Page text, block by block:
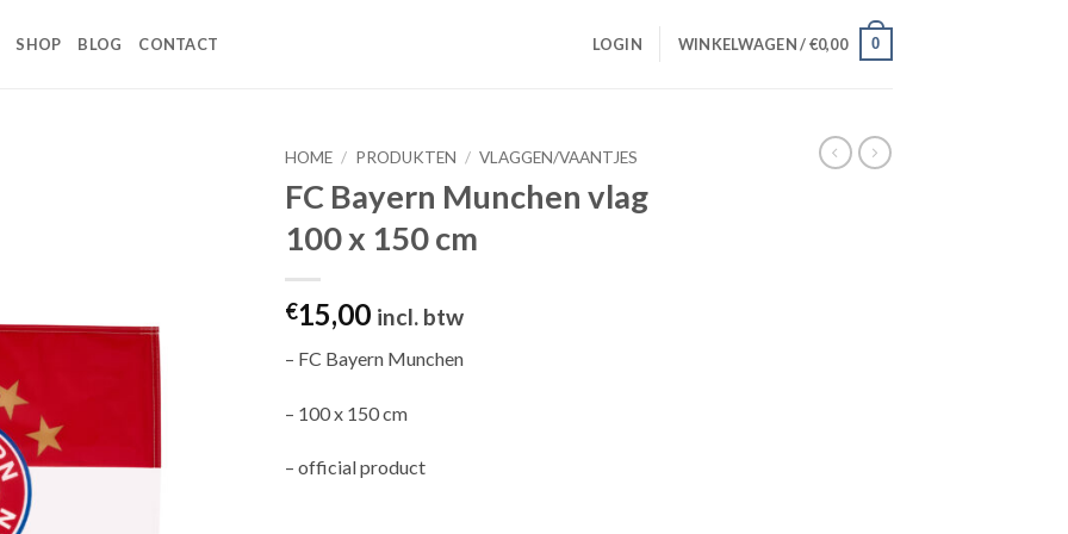
SHOP BLOG CONTACT LOGIN WINKELWAGEN /€0,00 0
HOME / PRODUKTEN / VLAGGEN/VAANTJES
FC Bayern Munchen vlag
100 x 150 cm
€15,00 incl. btw
– FC Bayern Munchen
– 100 x 150 cm
– official product